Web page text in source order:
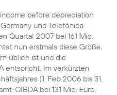
before depreciation
Germany und Telefónica
Quartal 2007 bei 161 Mio.
nun erstmals diese Größe,
üblich ist und die
entspricht. Im verkürzten
(1. Feb 2006 bis 31.
OIBDA bei 131 Mio. Euro.